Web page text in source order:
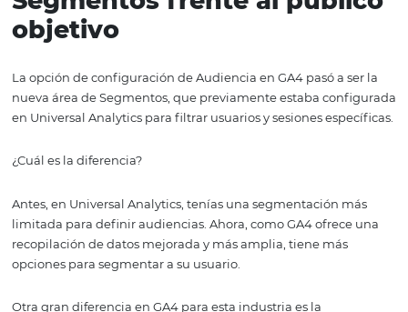
sesiones comprometidas en relación con el número
sesiones.
Modelo de asignación
Además de las novedades mencionadas, Google
marketing digital. El Modelo de Atribución.
Entendiendo que cada actor, por defecto, sigue su
gestor puede personalizar el modelo de su preferencia.